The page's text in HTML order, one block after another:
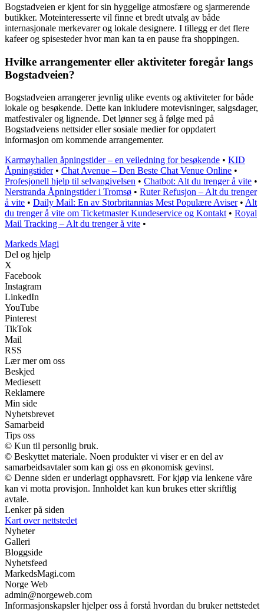
Bogstadveien er kjent for sin hyggelige atmosfære og sjarmerende
butikker. Moteinteresserte vil finne et bredt utvalg av både
internasjonale merkevarer og lokale designere. I tillegg er det flere
kafeer og spisesteder hvor man kan ta en pause fra shoppingen.
Hvilke arrangementer eller aktiviteter foregår langs
Bogstadveien?
Bogstadveien arrangerer jevnlig ulike events og aktiviteter for både
lokale og besøkende. Dette kan inkludere motevisninger, salgsdager,
matfestivaler og lignende. Det lønner seg å følge med på
Bogstadveiens nettsider eller sosiale medier for oppdatert
informasjon om kommende arrangementer.
Karmøyhallen åpningstider – en veiledning for besøkende • KID
Åpningstider• Chat Avenue – Den Beste Chat Venue Online •
Profesjonell hjelp til selvangivelsen • Chatbot: Alt du trenger å vite •
Nerstranda Åpningstider i Tromsø • Ruter Refusjon – Alt du trenger
å vite • Daily Mail: En av Storbritannias Mest Populære Aviser• Alt
du trenger å vite om Ticketmaster Kundeservice og Kontakt • Royal
Mail Tracking – Alt du trenger å vite •
Markeds Magi
Del og hjelp
X
Facebook
Instagram
LinkedIn
YouTube
Pinterest
TikTok
Mail
RSS
Lær mer om oss
Beskjed
Mediesett
Reklamere
Min side
Nyhetsbrevet
Samarbeid
Tips oss
© Kun til personlig bruk.
© Beskyttet materiale. Noen produkter vi viser er en del av
samarbeidsavtaler som kan gi oss en økonomisk gevinst.
© Denne siden er underlagt opphavsrett. For kjøp via lenkene våre
kan vi motta provisjon. Innholdet kan kun brukes etter skriftlig
avtale.
Lenker på siden
Kart over nettstedet
Nyheter
Galleri
Bloggside
Nyhetsfeed
MarkedsMagi.com
Norge Web
admin@norgeweb.com
Informasjonskapsler hjelper oss å forstå hvordan du bruker nettstedet